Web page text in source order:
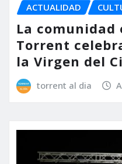
ACTUALIDAD
La
Torrent
la Virgen del
torrent al dia